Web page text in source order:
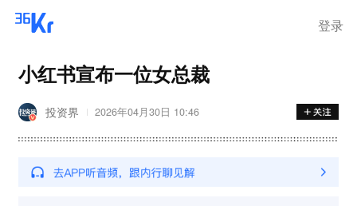
登录
小红书宣布一位女总裁
投资界 2026年04月30日 10:46